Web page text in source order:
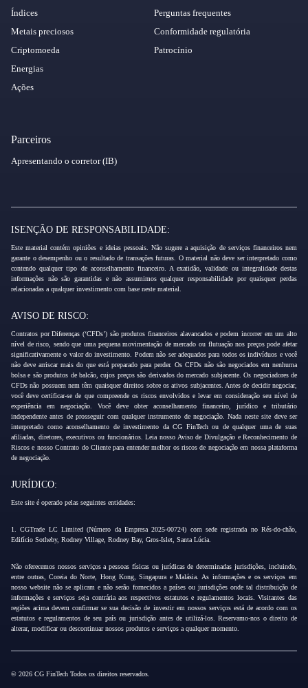
Índices
Metais preciosos
Criptomoeda
Energias
Ações
Perguntas frequentes
Conformidade regulatória
Patrocínio
Parceiros
Apresentando o corretor (IB)
ISENÇÃO DE RESPONSABILIDADE:
Este material contém opiniões e ideias pessoais. Não sugere a aquisição de serviços financeiros nem
garante o desempenho ou o resultado de transações futuras. O material não deve ser interpretado como
contendo qualquer tipo de aconselhamento financeiro. A exatidão, validade ou integralidade destas
informações não são garantidas e não assumimos qualquer responsabilidade por quaisquer perdas
relacionadas a qualquer investimento com base neste material.
AVISO DE RISCO:
Contratos por Diferenças (‘CFDs’) são produtos financeiros alavancados e podem incorrer em um alto
nível de risco, sendo que uma pequena movimentação de mercado ou flutuação nos preços pode afetar
significativamente o valor do investimento. Podem não ser adequados para todos os indivíduos e você
não deve arriscar mais do que está preparado para perder. Os CFDs não são negociados em nenhuma
bolsa e são produtos de balcão, cujos preços são derivados do mercado subjacente. Os negociadores de
CFDs não possuem nem têm quaisquer direitos sobre os ativos subjacentes. Antes de decidir negociar,
você deve certificar-se de que compreende os riscos envolvidos e levar em consideração seu nível de
experiência em negociação. Você deve obter aconselhamento financeiro, jurídico e tributário
independente antes de prosseguir com qualquer instrumento de negociação. Nada neste site deve ser
interpretado como aconselhamento de investimento da CG FinTech ou de qualquer uma de suas
afiliadas, diretores, executivos ou funcionários. Leia nosso Aviso de Divulgação e Reconhecimento de
Riscos e nosso Contrato do Cliente para entender melhor os riscos de negociação em nossa plataforma
de negociação.
JURÍDICO:
Este site é operado pelas seguintes entidades:
1. CGTrade LC Limited (Número da Empresa 2025-00724) com sede registrada no Rés-do-chão,
Edifício Sotheby, Rodney Village, Rodney Bay, Gros-Islet, Santa Lúcia.
Não oferecemos nossos serviços a pessoas físicas ou jurídicas de determinadas jurisdições, incluindo,
entre outras, Coreia do Norte, Hong Kong, Singapura e Malásia. As informações e os serviços em
nosso website não se aplicam e não serão fornecidos a países ou jurisdições onde tal distribuição de
informações e serviços seja contrária aos respectivos estatutos e regulamentos locais. Visitantes das
regiões acima devem confirmar se sua decisão de investir em nossos serviços está de acordo com os
estatutos e regulamentos de seu país ou jurisdição antes de utilizá-los. Reservamo-nos o direito de
alterar, modificar ou descontinuar nossos produtos e serviços a qualquer momento.
© 2026 CG FinTech Todos os direitos reservados.